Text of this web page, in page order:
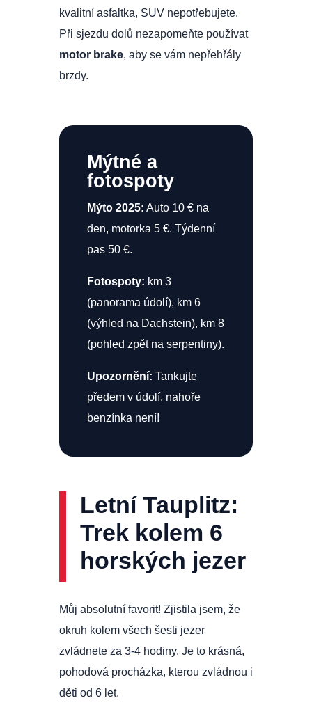
kvalitní asfaltka, SUV nepotřebujete.
Při sjezdu dolů nezapomeňte používat
motor brake, aby se vám nepřehřály
brzdy.
Mýtné a
fotospoty
Mýto 2025: Auto 10 € na
den, motorka 5 €. Týdenní
pas 50 €.
Fotospoty: km 3
(panorama údolí), km 6
(výhled na Dachstein), km 8
(pohled zpět na serpentiny).
Upozornění: Tankujte
předem v údolí, nahoře
benzínka není!
Letní Tauplitz:
Trek kolem 6
horských jezer
Můj absolutní favorit! Zjistila jsem, že
okruh kolem všech šesti jezer
zvládnete za 3-4 hodiny. Je to krásná,
pohodová procházka, kterou zvládnou i
děti od 6 let.